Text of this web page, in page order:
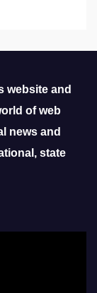
website and
of web
news and
state